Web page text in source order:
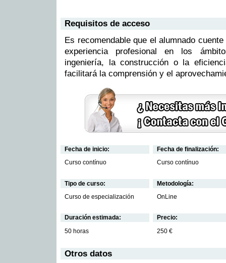
Requisitos de acceso
Es recomendable que el alumnado
experiencia profesional en los
ingeniería, la construcción o la
facilitará la comprensión y el
Fecha de inicio:
Curso contínuo
Fecha de finalización:
Curso contínuo
Tipo de curso:
Curso de especialización
Metodología:
OnLine
Duración estimada:
50 horas
Precio:
250 €
Otros datos